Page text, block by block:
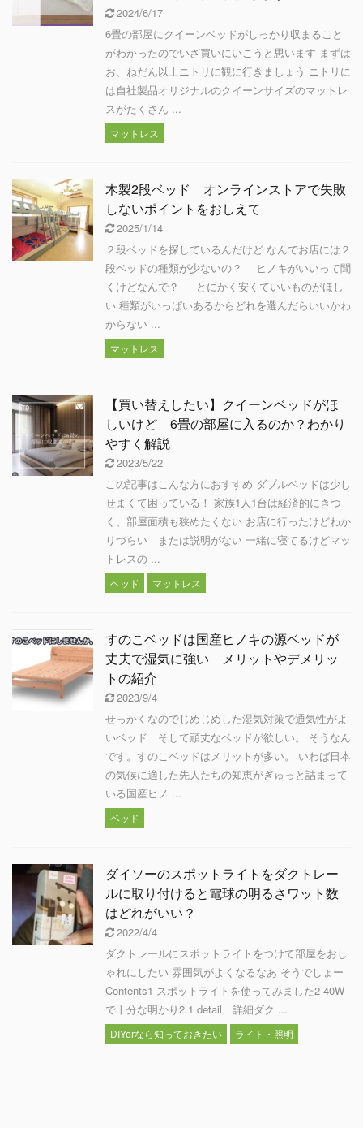
2024/6/17
6畳の部屋にクイーンベッドがしっかり収まること
がわかったのでいざ買いにいこうと思います まずは
お、ねだん以上ニトリに観に行きましょう ニトリに
は自社製品オリジナルのクイーンサイズのマットレ
スがたくさん ...
マットレス
木製2段ベッド オンラインストアで失敗
しないポイントをおしえて
2025/1/14
２段ベッドを探しているんだけど なんでお店には２
段ベッドの種類が少ないの？ ヒノキがいいって聞
くけどなんで？ とにかく安くていいものがほし
い 種類がいっぱいあるからどれを選んだらいいかわ
からない ...
マットレス
【買い替えしたい】クイーンベッドがほ
しいけど 6畳の部屋に入るのか？わかり
やすく解説
2023/5/22
この記事はこんな方におすすめ ダブルベッドは少し
せまくて困っている！ 家族1人1台は経済的にきつ
く、部屋面積も狭めたくない お店に行ったけどわか
りづらい または説明がない 一緒に寝てるけどマッ
トレスの ...
ベッド マットレス
すのこベッドは国産ヒノキの源ベッドが
丈夫で湿気に強い メリットやデメリッ
トの紹介
2023/9/4
せっかくなのでじめじめした湿気対策で通気性がよ
いベッド そして頑丈なベッドが欲しい。 そうなん
です。すのこベッドはメリットが多い。 いわば日本
の気候に適した先人たちの知恵がぎゅっと詰まって
いる国産ヒノ ...
ベッド
ダイソーのスポットライトをダクトレー
ルに取り付けると電球の明るさワット数
はどれがいい？
2022/4/4
ダクトレールにスポットライトをつけて部屋をおし
ゃれにしたい 雰囲気がよくなるなあ そうでしょー
Contents1 スポットライトを使ってみました2 40W
で十分な明かり2.1 detail 詳細ダク ...
DIYerなら知っておきたい ライト・照明